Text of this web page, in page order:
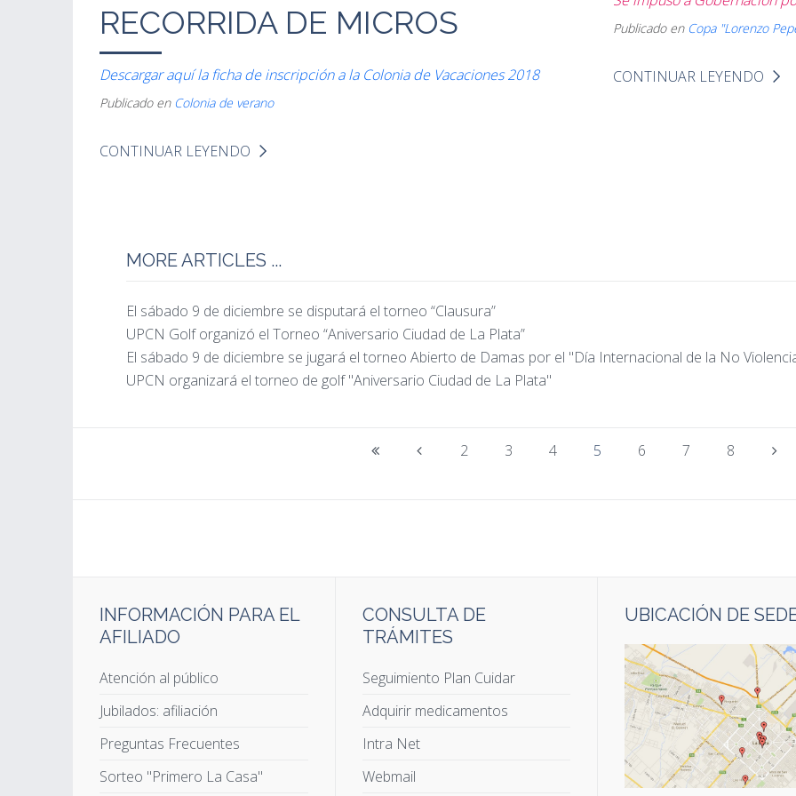
RECORRIDA DE MICROS
Descargar aquí la ficha de inscripción a la Colonia de Vacaciones 2018
Publicado en Colonia de verano
CONTINUAR LEYENDO
Publicado en Copa "Lorenzo
CONTINUAR LEYENDO
MORE ARTICLES ...
El sábado 9 de diciembre se disputará el torneo “Clausura”
UPCN Golf organizó el Torneo “Aniversario Ciudad de La Plata”
El sábado 9 de diciembre se jugará el torneo Abierto de Damas por el "Día Internacional de la No
UPCN organizará el torneo de golf "Aniversario Ciudad de La Plata"
2 3 4 5 6 7 8
INFORMACIÓN PARA EL
AFILIADO
Atención al público
Jubilados: afiliación
Preguntas Frecuentes
Sorteo "Primero La Casa"
CONSULTA DE
TRÁMITES
Seguimiento Plan Cuidar
Adquirir medicamentos
Intra Net
Webmail
UBICACIÓN DE